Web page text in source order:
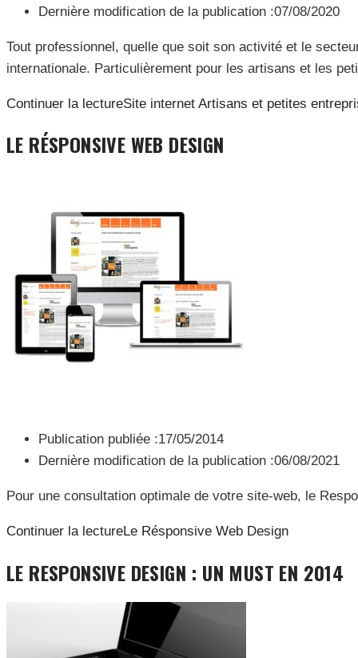
Dernière modification de la publication :07/08/2020
Tout professionnel, quelle que soit son activité et le
internationale. Particulièrement pour les artisans et les
Continuer la lectureSite internet Artisans et petites
LE RÉSPONSIVE WEB DESIGN
Publication publiée :17/05/2014
Dernière modification de la publication :06/08/2021
Pour une consultation optimale de votre site-web, le
Continuer la lectureLe Résponsive Web Design
LE RESPONSIVE DESIGN : UN MUST EN 2014